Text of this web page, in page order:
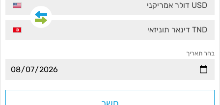
USD דולר אמריקני
TND דינאר תוניזאי
בחר תאריך